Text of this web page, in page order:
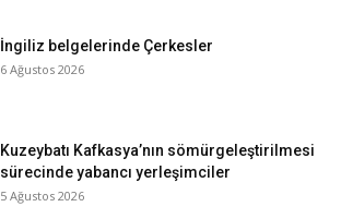
İngiliz belgelerinde Çerkesler
6 Ağustos 2026
Kuzeybatı Kafkasya’nın sömürgeleştirilmesi
sürecinde yabancı yerleşimciler
5 Ağustos 2026